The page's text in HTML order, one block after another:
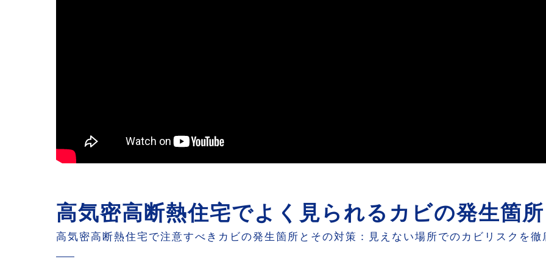
高気密高断熱住宅でよく見られるカビの発生箇所
高気密高断熱住宅で注意すべきカビの発生箇所とその対策：見えない場所でのカビリスクを徹